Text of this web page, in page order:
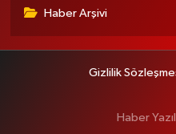
Haber Arşivi
Gizlilik
Haber